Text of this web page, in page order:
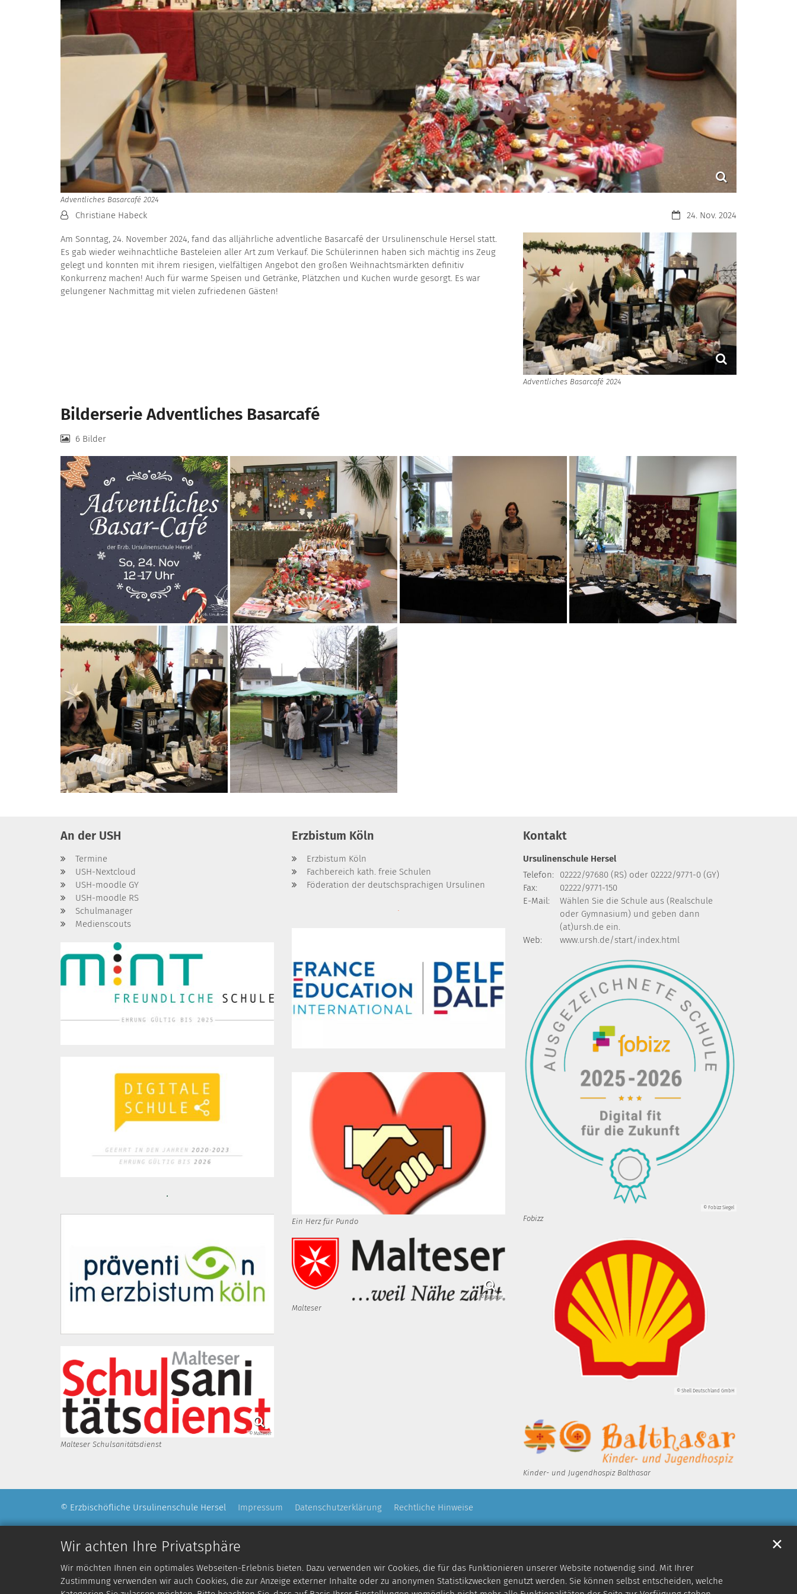
Wir achten Ihre Privatsphäre
Wir möchten Ihnen ein optimales Webseiten-Erlebnis bieten. Dazu verwenden wir Cookies, die für das Funktionieren unserer Website notwendig sind. Mit Ihrer
Zustimmung verwenden wir auch Cookies, die zur Anzeige externer Inhalte oder zu anonymen Statistikzwecken genutzt werden. Sie können selbst entscheiden, welche
✕
Adventliches Basarcafé 2024
Datum:24. Nov. 2024
Von:Christiane Habeck
Adventliches Basarcafé 2024
Am Sonntag, 24. November 2024, fand das alljährliche adventliche Basarcafé der Ursulinenschule Hersel statt.
Es gab wieder weihnachtliche Basteleien aller Art zum Verkauf. Die Schülerinnen haben sich mächtig ins Zeug
gelegt und konnten mit ihrem riesigen, vielfältigen Angebot den großen Weihnachtsmärkten definitiv
Konkurrenz machen! Auch für warme Speisen und Getränke, Plätzchen und Kuchen wurde gesorgt. Es war
gelungener Nachmittag mit vielen zufriedenen Gästen!
Bilderserie Adventliches Basarcafé
6 Bilder
An der USH
Termine
USH-Nextcloud
USH-moodle GY
USH-moodle RS
Schulmanager
Medienscouts
© Malteser
Malteser Schulsanitätsdienst
Erzbistum Köln
Erzbistum Köln
Fachbereich kath. freie Schulen
Föderation der deutschsprachigen Ursulinen
Ein Herz für Pundo
© Malteser
Malteser
Kontakt
Ursulinenschule Hersel
Telefon:
02222/97680 (RS) oder 02222/9771-0 (GY)
Fax:
02222/9771-150
E-Mail:
Wählen Sie die Schule aus (Realschule
oder Gymnasium) und geben dann
(at)ursh.de ein.
Web:
www.ursh.de/start/index.html
© Fobizz Siegel
Fobizz
© Shell Deutschland GmbH
Kinder- und Jugendhospiz Balthasar
© Erzbischöfliche Ursulinenschule Hersel Impressum Datenschutzerklärung Rechtliche Hinweise